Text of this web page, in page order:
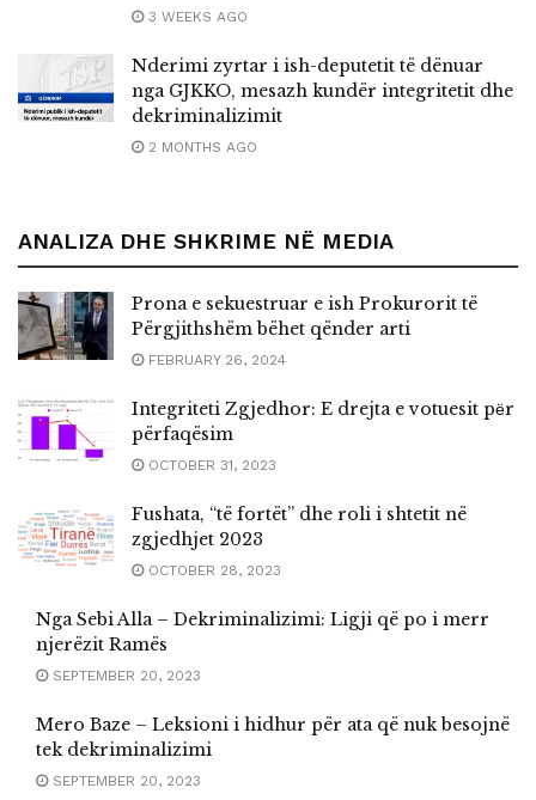
3 WEEKS AGO
Nderimi zyrtar i ish-deputetit të dënuar
nga GJKKO, mesazh kundër integritetit dhe
dekriminalizimit
2 MONTHS AGO
ANALIZA DHE SHKRIME NË MEDIA
Prona e sekuestruar e ish Prokurorit të
Përgjithshëm bëhet qënder arti
FEBRUARY 26, 2024
Integriteti Zgjedhor: E drejta e votuesit pёr
përfaqësim
OCTOBER 31, 2023
Fushata, “të fortët” dhe roli i shtetit në
zgjedhjet 2023
OCTOBER 28, 2023
Nga Sebi Alla – Dekriminalizimi: Ligji që po i merr
njerëzit Ramës
SEPTEMBER 20, 2023
Mero Baze – Leksioni i hidhur për ata që nuk besojnë
tek dekriminalizimi
SEPTEMBER 20, 2023